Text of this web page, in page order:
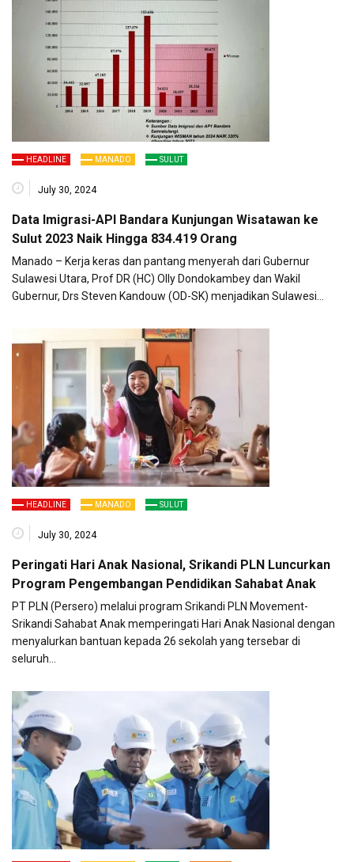
HEADLINE MANADO SULUT
July 30, 2024
Data Imigrasi-API Bandara Kunjungan Wisatawan ke
Sulut 2023 Naik Hingga 834.419 Orang
Manado – Kerja keras dan pantang menyerah dari Gubernur
Sulawesi Utara, Prof DR (HC) Olly Dondokambey dan Wakil
Gubernur, Drs Steven Kandouw (OD-SK) menjadikan Sulawesi…
HEADLINE MANADO SULUT
July 30, 2024
Peringati Hari Anak Nasional, Srikandi PLN Luncurkan
Program Pengembangan Pendidikan Sahabat Anak
PT PLN (Persero) melalui program Srikandi PLN Movement-
Srikandi Sahabat Anak memperingati Hari Anak Nasional dengan
menyalurkan bantuan kepada 26 sekolah yang tersebar di
seluruh…